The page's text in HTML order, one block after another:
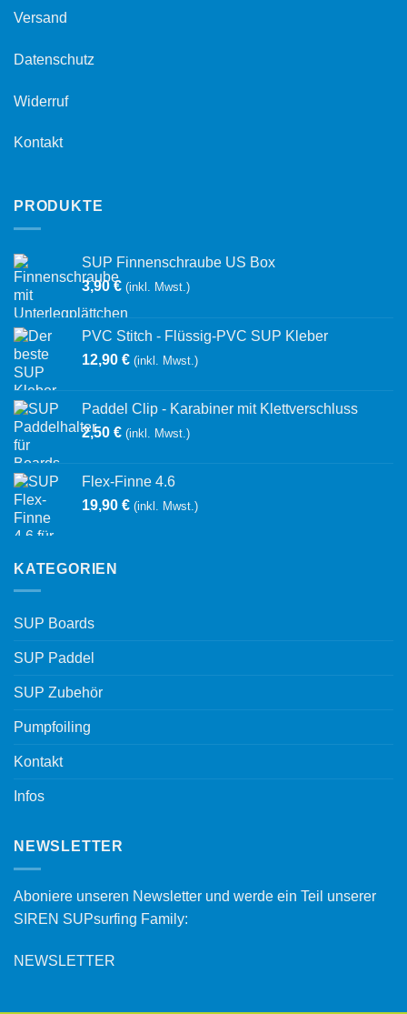
Versand
Datenschutz
Widerruf
Kontakt
PRODUKTE
SUP Finnenschraube US Box
3,90€ (inkl. Mwst.)
PVC Stitch - Flüssig-PVC SUP Kleber
12,90 € (inkl. Mwst.)
Paddel Clip - Karabiner mit Klettverschluss
2,50 € (inkl. Mwst.)
Flex-Finne 4.6
19,90 € (inkl. Mwst.)
KATEGORIEN
SUP Boards
SUP Paddel
SUP Zubehör
Pumpfoiling
Kontakt
Infos
NEWSLETTER
Aboniere unseren Newsletter und werde ein Teil unserer
SIREN SUPsurfing Family:
NEWSLETTER